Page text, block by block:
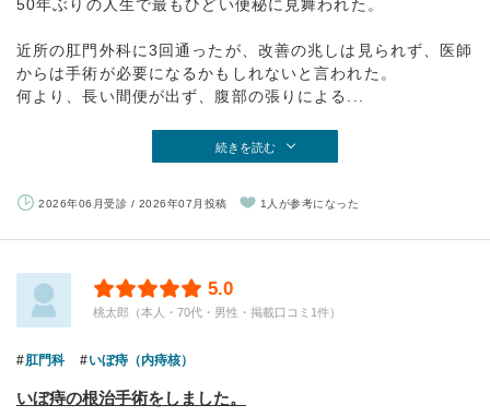
50年ぶりの人生で最もひどい便秘に見舞われた。
近所の肛門外科に3回通ったが、改善の兆しは見られず、医師
からは手術が必要になるかもしれないと言われた。
何より、長い間便が出ず、腹部の張りによる...
続きを読む
2026年06月受診 / 2026年07月投稿 1人が参考になった
5.0
桃太郎（本人・70代・男性・掲載口コミ1件）
肛門科 いぼ痔（内痔核）
いぼ痔の根治手術をしました。